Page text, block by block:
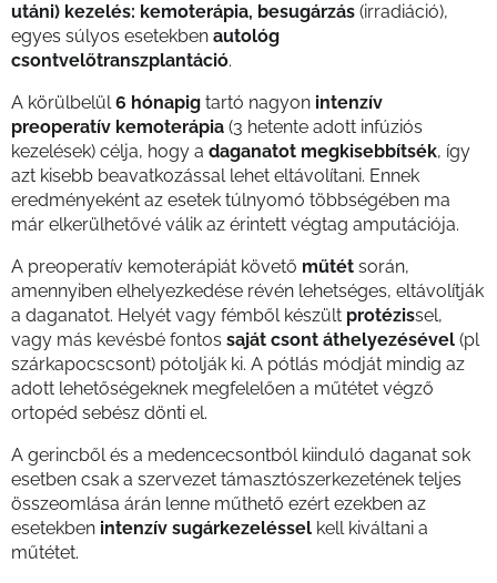
utáni) kezelés: kemoterápia, besugárzás (irradiáció),
egyes súlyos esetekben autológ
csontvelőtranszplantáció.
A körülbelül6 hónapig tartó nagyon intenzív
preoperatív kemoterápia (3 hetente adott infúziós
kezelések) célja, hogy a daganatot megkisebbítsék, így
azt kisebb beavatkozással lehet eltávolítani. Ennek
eredményeként az esetek túlnyomó többségében ma
már elkerülhetővé válik az érintett végtag amputációja.
A preoperatív kemoterápiát követő műtét során,
amennyiben elhelyezkedése révén lehetséges, eltávolítják
a daganatot. Helyét vagy fémből készült protézissel,
vagy más kevésbé fontos saját csont áthelyezésével (pl
szárkapocscsont) pótolják ki. A pótlás módját mindig az
adott lehetőségeknek megfelelően a műtétet végző
ortopéd sebész dönti el.
A gerincből és a medencecsontból kiinduló daganat sok
esetben csak a szervezet támasztószerkezetének teljes
összeomlása árán lenne műthető ezért ezekben az
esetekben intenzív sugárkezeléssel kell kiváltani a
műtétet.